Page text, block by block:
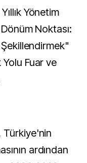
Yönetim
Noktası:
Fuar ve
Türkiye'nin
ardından